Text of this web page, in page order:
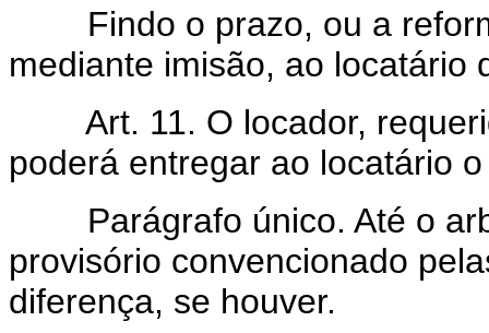
Findo o prazo, ou a
mediante imisão, ao locatário
Art. 11. O locador,
poderá entregar ao locatário
Parágrafo único. Até o
provisório convencionado
diferença, se houver.